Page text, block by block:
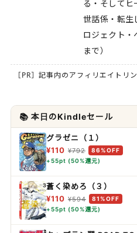
る・そしてヒ
世話係・転生
ロジェクト
まで）
［PR］記事内のアフィリエイトリ
📚 本日のKindleセール
グラゼニ（１）
¥110 ¥792
86%OFF
+55pt (50%還元)
蒼く染めろ（３）
¥110 ¥594
81%OFF
+55pt (50%還元)